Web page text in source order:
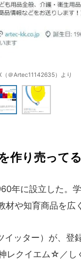
（＠Artec11142635）より
作り売って
年に設立した。
や知育商品を広
ッター）が、登
レクイエム☆／し